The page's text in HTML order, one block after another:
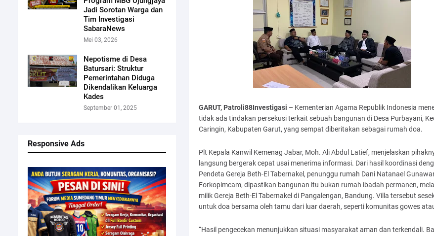
Jadi Sorotan Warga dan
Tim Investigasi
SabaraNews
Mei 03, 2026
Nepotisme di Desa
Batursari: Struktur
Pemerintahan Diduga
Dikendalikan Keluarga
Kades
September 01, 2025
Responsive Ads
GARUT, Patroli88Investigasi – Kementerian Agama Republik Indonesia
tidak ada tindakan persekusi terkait sebuah bangunan di Desa Purbayani,
Caringin, Kabupaten Garut, yang sempat diberitakan sebagai rumah doa.
Plt Kepala Kanwil Kemenag Jabar, Moh. Ali Abdul Latief, menjelaskan
langsung bergerak cepat usai menerima informasi. Dari hasil koordinasi
Pendeta Gereja Beth-El Tabernakel, penunggu rumah Dani Natanael
Forkopimcam, dipastikan bangunan itu bukan rumah ibadah permanen,
milik Gereja Beth-El Tabernakel di Pangalengan, Bandung. Villa tersebut
untuk doa bersama oleh tamu dari luar daerah, seperti komunitas gowes
“Hasil pengecekan menunjukkan situasi masyarakat aman dan terkendali.